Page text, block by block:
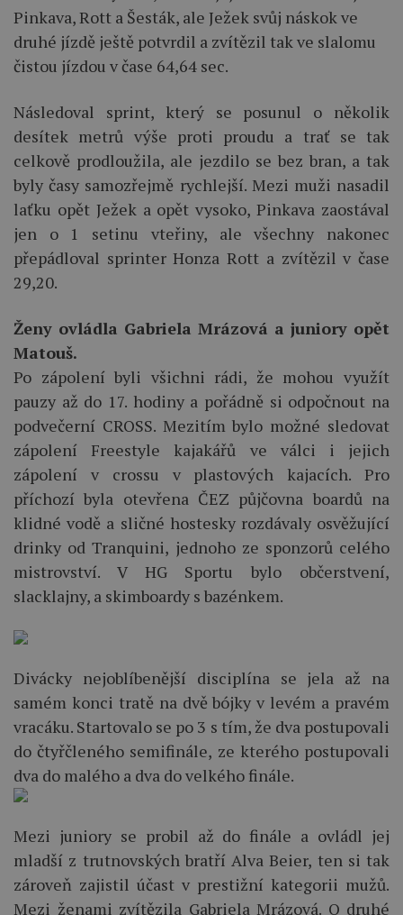
Pinkava, Rott a Šesták, ale Ježek svůj náskok ve
druhé jízdě ještě potvrdil a zvítězil tak ve slalomu
čistou jízdou v čase 64,64 sec.
Následoval sprint, který se posunul o několik
desítek metrů výše proti proudu a trať se tak
celkově prodloužila, ale jezdilo se bez bran, a tak
byly časy samozřejmě rychlejší. Mezi muži nasadil
laťku opět Ježek a opět vysoko, Pinkava zaostával
jen o 1 setinu vteřiny, ale všechny nakonec
přepádloval sprinter Honza Rott a zvítězil v čase
29,20.
Ženy ovládla Gabriela Mrázová a juniory opět
Matouš.
Po zápolení byli všichni rádi, že mohou využít
pauzy až do 17. hodiny a pořádně si odpočnout na
podvečerní CROSS. Mezitím bylo možné sledovat
zápolení Freestyle kajakářů ve válci i jejich
zápolení v crossu v plastových kajacích. Pro
příchozí byla otevřena ČEZ půjčovna boardů na
klidné vodě a sličné hostesky rozdávaly osvěžující
drinky od Tranquini, jednoho ze sponzorů celého
mistrovství. V HG Sportu bylo občerstvení,
slacklajny, a skimboardy s bazénkem.
Divácky nejoblíbenější disciplína se jela až na
samém konci tratě na dvě bójky v levém a pravém
vracáku. Startovalo se po 3 s tím, že dva postupovali
do čtyřčleného semifinále, ze kterého postupovali
dva do malého a dva do velkého finále.
Mezi juniory se probil až do finále a ovládl jej
mladší z trutnovských bratří Alva Beier, ten si tak
zároveň zajistil účast v prestižní kategorii mužů.
Mezi ženami zvítězila Gabriela Mrázová. O druhé